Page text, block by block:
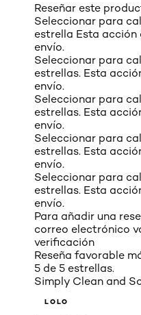
Reseñar este
Seleccionar para
estrella Esta
envío.
Seleccionar para
estrellas. Esta
envío.
Seleccionar para
estrellas. Esta
envío.
Seleccionar para
estrellas. Esta
envío.
Seleccionar para
estrellas. Esta
envío.
Para añadir una
correo electrónico
verificación
Reseña favorable
5 de 5 estrellas.
Simply Clean and
LOLO